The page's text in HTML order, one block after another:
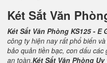
Két Sắt Văn
Két Sắt Văn Phòng KS125 - E
công ty hiện nay rất phổ biến
bảo quản tiền bạc, con dấu
an toàn.Két Sắt Văn Phòng